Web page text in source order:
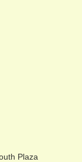
Plaza